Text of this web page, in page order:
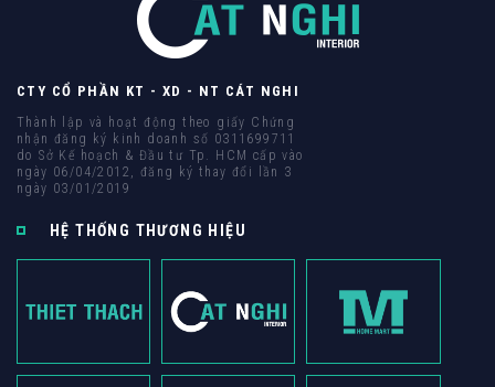
CTY CỔ PHẦN KT - XD - NT CÁT NGHI
Thành lập và hoạt động theo giấy Chứng
nhận đăng ký kinh doanh số 0311699711
do Sở Kế hoạch & Đầu tư Tp. HCM cấp vào
ngày 06/04/2012, đăng ký thay đổi lần 3
ngày 03/01/2019
HỆ THỐNG THƯƠNG HIỆU